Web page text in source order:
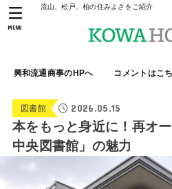
流山、松戸、柏の住みよさをご紹介
興和流通商事のHPへ コメントはこ
MENU
図書館 2026.05.15
本をもっと身近に！再オ
中央図書館」の魅力